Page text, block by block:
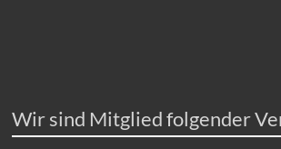
Wir sind Mitglied folgender